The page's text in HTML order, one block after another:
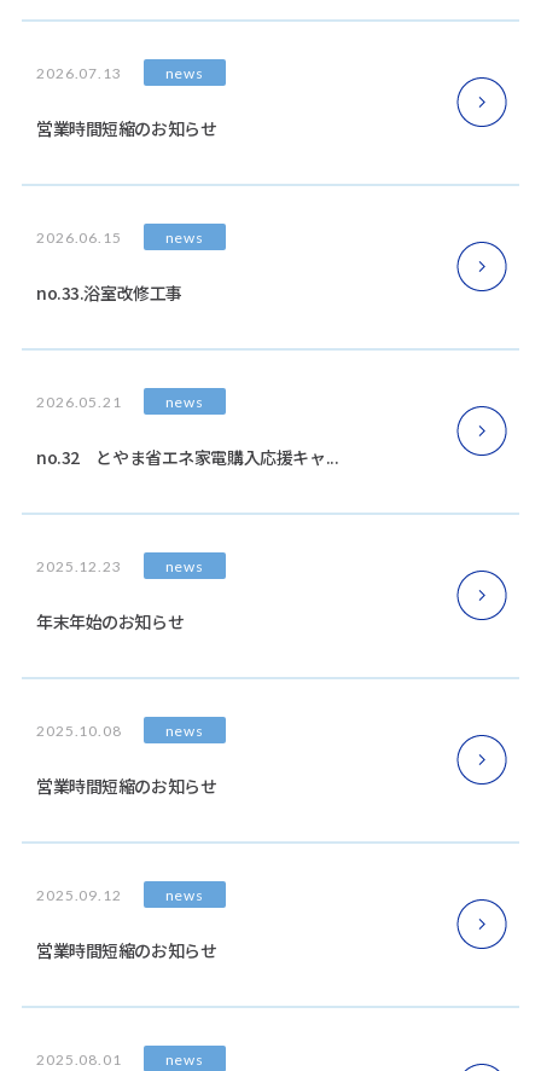
2026.07.13 news
営業時間短縮のお知らせ
2026.06.15 news
no.33.浴室改修工事
2026.05.21 news
no.32 とやま省エネ家電購入応援キャ...
2025.12.23 news
年末年始のお知らせ
2025.10.08 news
営業時間短縮のお知らせ
2025.09.12 news
営業時間短縮のお知らせ
2025.08.01 news